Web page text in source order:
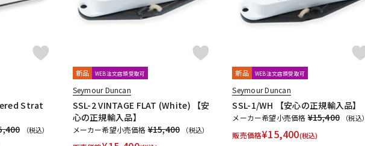
Strat
（税込）
新品 WEB注文店頭受取可
Seymour Duncan
SSL-2 VINTAGE FLAT (White) 【安
心の正規輸入品】
メーカー希望小売価格 ¥15,400 （税込）
新品 WEB注文店頭受取可
Seymour Duncan
SSL-1/WH 【安心の正規輸入品】
メーカー希望小売価格 ¥15,400 （税込）
販売価格¥15,400(税込)